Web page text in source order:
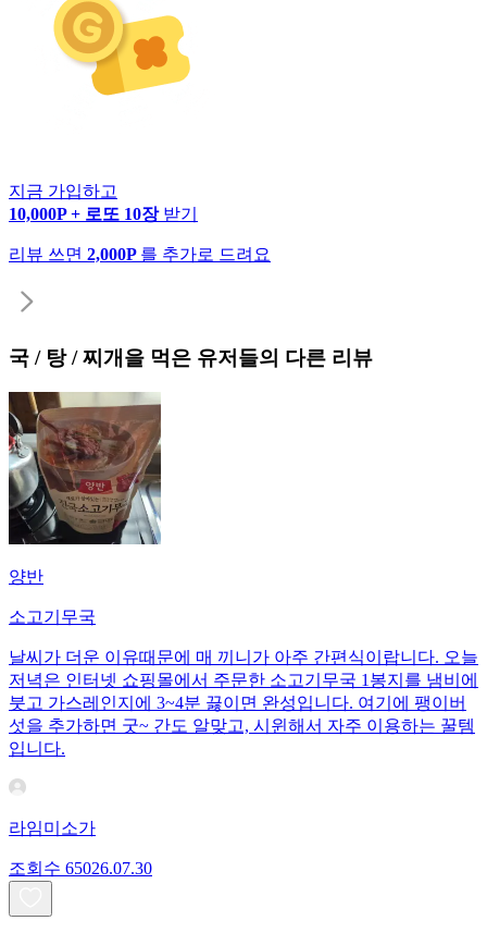
지금 가입하고
10,000P + 로또 10장 받기
리뷰 쓰면 2,000P 를 추가로 드려요
국 / 탕 / 찌개 을 먹은 유저들의 다른 리뷰
양반
소고기무국
날씨가 더운 이유때문에 매 끼니가 아주 간편식이랍니다. 오늘
저녁은 인터넷 쇼핑몰에서 주문한 소고기무국 1봉지를 냄비에
붓고 가스레인지에 3~4분 끓이면 완성입니다. 여기에 팽이버
섯을 추가하면 굿~ 간도 알맞고, 시윈해서 자주 이용하는 꿀템
입니다.
라임미소가
조회수 65026.07.30